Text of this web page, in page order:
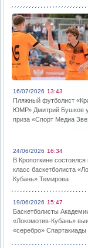
16/07/2026 13:43
Пляжный футболист
ЮМР» Дмитрий Бушков
приза «Спорт Медиа
24/06/2026 16:34
В Кропоткине состоялся
класс баскетболиста
Кубань» Темирова
19/06/2026 15:47
Баскетболисты
«Локомотив-Кубань»
«серебро»